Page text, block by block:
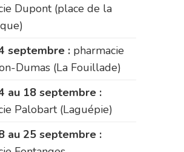
Dupont (place de la
septembre : pharmacie
Dumas (La Fouillade)
au 18 septembre :
Palobart (Laguépie)
au 25 septembre :